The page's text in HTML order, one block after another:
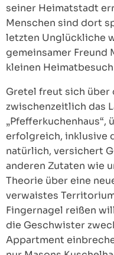
seiner Heimatstadt
Menschen sind dort
letzten Unglückliche
gemeinsamer Freund
kleinen
Gretel freut sich über
zwischenzeitlich das
„Pfefferkuchenhaus“,
erfolgreich, inklusive
natürlich, versichert
anderen Zutaten wie
Theorie über eine
verwaistes
Fingernagel reißen
die Geschwister
Appartment